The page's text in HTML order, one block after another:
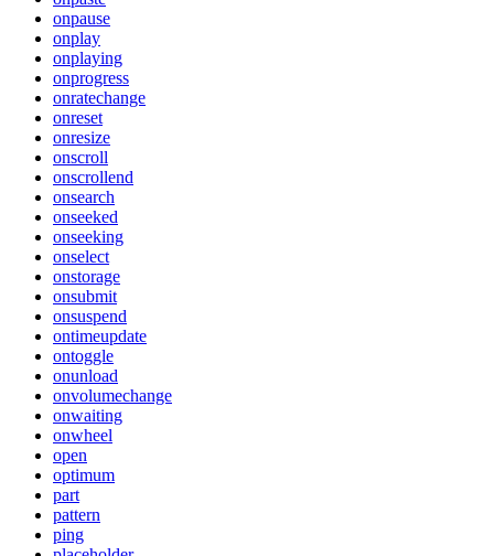
onpause
onplay
onplaying
onprogress
onratechange
onreset
onresize
onscroll
onscrollend
onsearch
onseeked
onseeking
onselect
onstorage
onsubmit
onsuspend
ontimeupdate
ontoggle
onunload
onvolumechange
onwaiting
onwheel
open
optimum
part
pattern
ping